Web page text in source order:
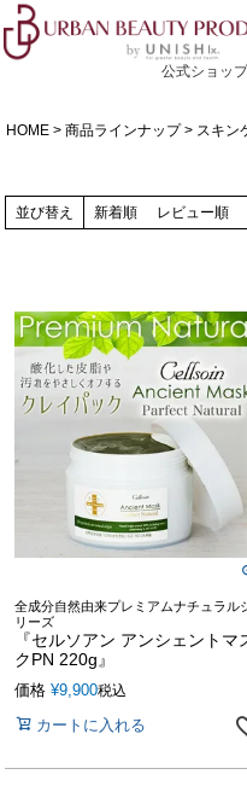
公式ショッ
HOME 商品ラインナップ スキン
並び替え 新着順 レビュー順
全成分自然由来プレミアムナチュラル
リーズ
『セルソアン アンシェントマ
クPN 220g』
価格 ¥9,900税込
カートに入れる